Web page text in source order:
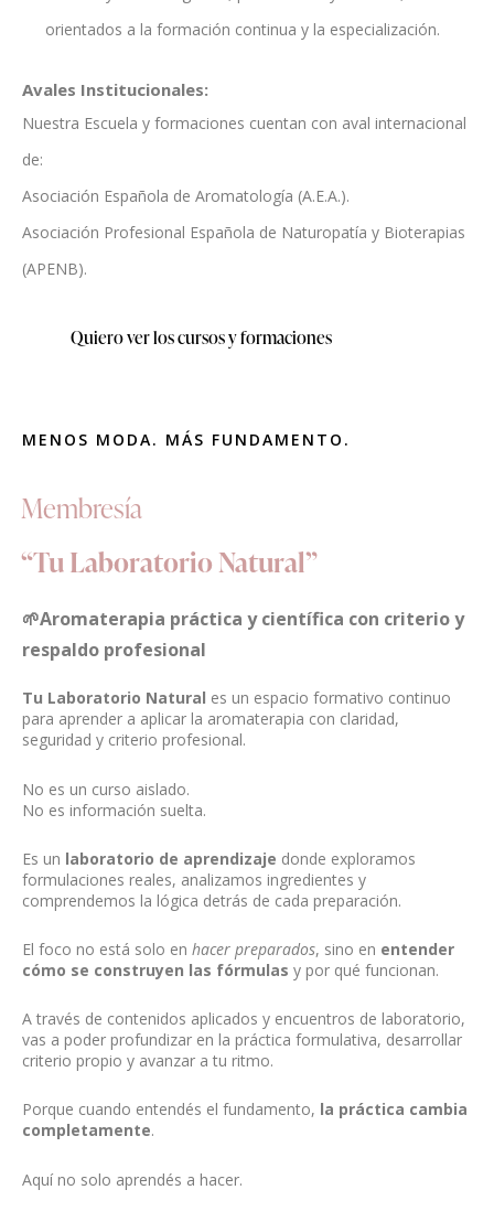
orientados a la formación continua y la especialización.
Avales Institucionales:
Nuestra Escuela y formaciones cuentan con aval internacional
de:
Asociación Española de Aromatología (A.E.A.).
Asociación Profesional Española de Naturopatía y Bioterapias
(APENB).
Quiero ver los cursos y formaciones
MENOS MODA. MÁS FUNDAMENTO.
Membresía
“Tu Laboratorio Natural”
🌱Aromaterapia práctica y científica con criterio y
respaldo profesional
Tu Laboratorio Natural es un espacio formativo continuo
para aprender a aplicar la aromaterapia con claridad,
seguridad y criterio profesional.
No es un curso aislado.
No es información suelta.
Es un laboratorio de aprendizaje donde exploramos
formulaciones reales, analizamos ingredientes y
comprendemos la lógica detrás de cada preparación.
El foco no está solo en hacer preparados, sino en entender
cómo se construyen las fórmulas y por qué funcionan.
A través de contenidos aplicados y encuentros de laboratorio,
vas a poder profundizar en la práctica formulativa, desarrollar
criterio propio y avanzar a tu ritmo.
Porque cuando entendés el fundamento, la práctica cambia
completamente.
Aquí no solo aprendés a hacer.